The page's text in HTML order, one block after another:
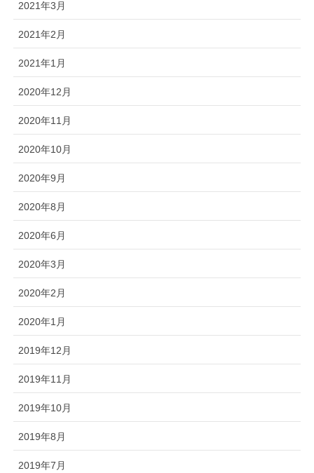
2021年3月
2021年2月
2021年1月
2020年12月
2020年11月
2020年10月
2020年9月
2020年8月
2020年6月
2020年3月
2020年2月
2020年1月
2019年12月
2019年11月
2019年10月
2019年8月
2019年7月